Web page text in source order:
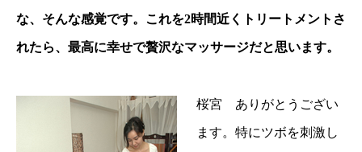
な、そんな感覚です。これを2時間近くトリートメントさ
れたら、最高に幸せで贅沢なマッサージだと思います。
桜宮 ありがとうござい
ます。特にツボを刺激し